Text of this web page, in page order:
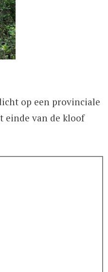
op een provinciale
einde van de kloof